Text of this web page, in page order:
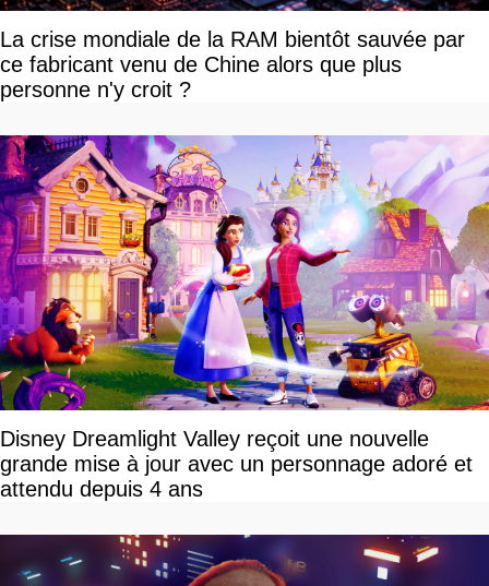
La crise mondiale de la RAM bientôt sauvée par
ce fabricant venu de Chine alors que plus
personne n'y croit ?
Disney Dreamlight Valley reçoit une nouvelle
grande mise à jour avec un personnage adoré et
attendu depuis 4 ans